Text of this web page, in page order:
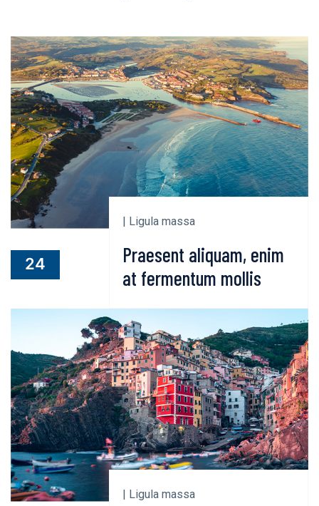
| Ligula massa
Praesent aliquam, enim
at fermentum mollis
24
| Ligula massa